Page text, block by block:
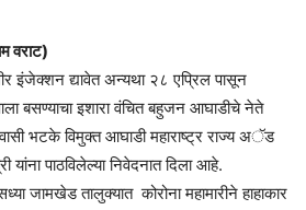
इंजेक्शन द्यावेत अन्यथा २८ एप्रिल पासून
बसण्याचा इशारा वंचित बहुजन आघाडीचे नेते
भटके विमुक्त आघाडी महाराष्ट्र राज्य अॅड
पाठविलेल्या निवेदनात दिला आहे.
जामखेड तालुक्यात कोरोना महामारीने हाहाकार